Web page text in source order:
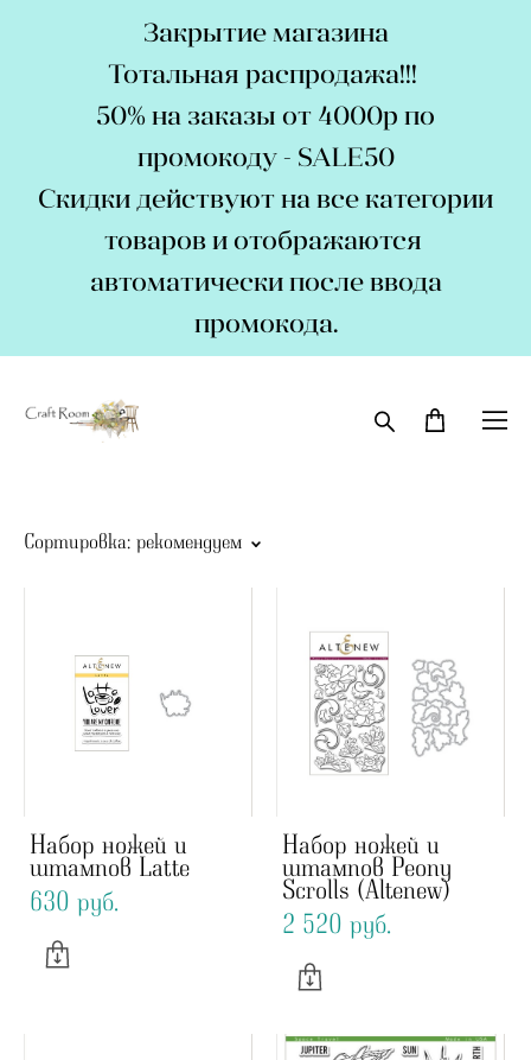
Закрытие магазина
Тотальная распродажа!!!
50% на заказы от 4000р по
промокоду - SALE50
Скидки действуют на все категории
товаров и отображаются
автоматически после ввода
промокода.
Сортировка: рекомендуем
Набор ножей и
штампов Latte
630 pуб.
Набор ножей и
штампов Peony
Scrolls (Altenew)
2 520 pуб.